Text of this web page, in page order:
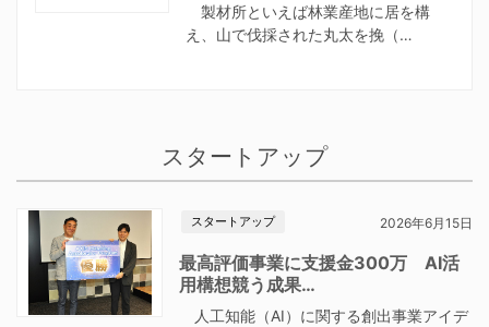
製材所といえば林業産地に居を構
え、山で伐採された丸太を挽（…
スタートアップ
スタートアップ 2026年6月15日
最高評価事業に支援金300万 AI活
用構想競う成果…
人工知能（AI）に関する創出事業アイデ